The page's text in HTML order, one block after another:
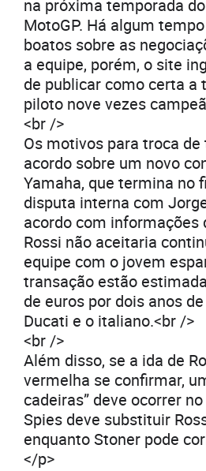
na próxima temporada
MotoGP. Há algum
boatos sobre as
a equipe, porém, o site
de publicar como certa a
piloto nove vezes
<br />
Os motivos para troca
acordo sobre um novo
Yamaha, que termina no
disputa interna com
acordo com informações
Rossi não aceitaria
equipe com o jovem
transação estão
de euros por dois anos
Ducati e o italiano.<br />
<br />
Além disso, se a ida de
vermelha se confirmar,
cadeiras” deve ocorrer
Spies deve substituir
enquanto Stoner pode
</p>